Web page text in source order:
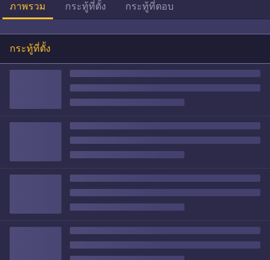
ภาพรวม กระทู้ที่ตั้ง กระทู้ที่ตอบ
กระทู้ที่ตั้ง